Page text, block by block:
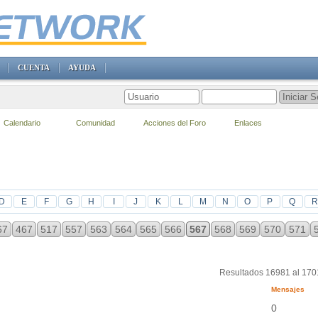
D E F G H J K L M N O P Q R
467 517 557 563 564 565 566 567 568 569 570 571
Resultados 16981 al
Mensajes
0
CUENTA AYUDA
Calendario Comunidad Acciones del Foro Enlaces